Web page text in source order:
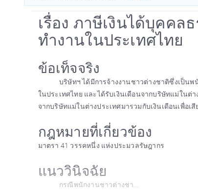
เรื่อง ภาษีเงินได้บุคค
ทำงานในประเทศไทย
ข้อเท็จจริง
บริษัทฯ ได้มีการจ้างงานชาวต่างชาติซึ่งเป็นพ
ในประเทศไทย และได้รับเงินเดือนจากบริษัทแม่ในต่
จากบริษัทแม่ในต่างประเทศมารวมกับเงินเดือนเพื่อเ
กฎหมายที่เกี่ยวข้อง
มาตรา 41 วรรคหนึ่ง แห่งประมวลรัษฎากร
แนววินิจฉัย
กรณีพนักงานชาวต่างชา...